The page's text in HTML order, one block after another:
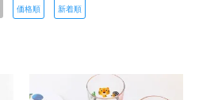
価格順 新着順